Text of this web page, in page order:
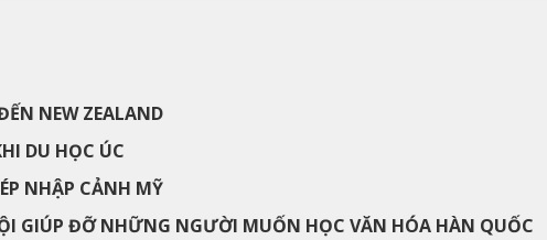
NEW ZEALAND
DU HỌC ÚC
NHẬP CẢNH MỸ
GIÚP ĐỠ NHỮNG NGƯỜI MUỐN HỌC VĂN HÓA HÀN QUỐC